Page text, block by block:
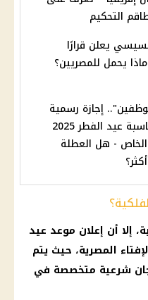
التحكيم
يعلن قرارًا
يحمل للمصريين؟
إجازة رسمية
مدفوعة الأجر بمناسبة عيد الفطر 2025
- هل العطلة
، إلا أن إعلان موعد عيد
المصرية، حيث يتم
الهلال باستخدام 7 لجان شرعية متخصصة في